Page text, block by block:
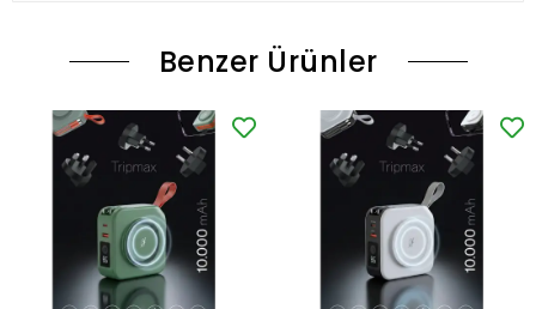
Benzer Ürünler